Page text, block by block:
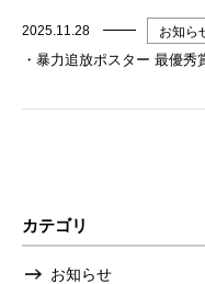
2025.11.28 お知ら
・暴力追放ポスター 最優秀
カテゴリ
お知らせ